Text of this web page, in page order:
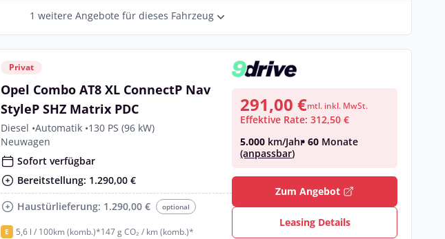
1 weitere Angebote für dieses Fahrzeug
Privat
Opel Combo AT8 XL ConnectP Nav
StyleP SHZ Matrix PDC
Diesel •Automatik •130 PS (96 kW)
Neuwagen
Sofort verfügbar
Bereitstellung: 1.290,00 €
Haustürlieferung: 1.290,00 €
optional
E 5,6 l / 100km (komb.)*147 g CO₂ / km (komb.)*
291,00 €mtl. inkl. MwSt.
Effektive Rate: 312,50 €
5.000 km/Jahr• 60 Monate
(anpassbar)
Zum Angebot
Leasing Details